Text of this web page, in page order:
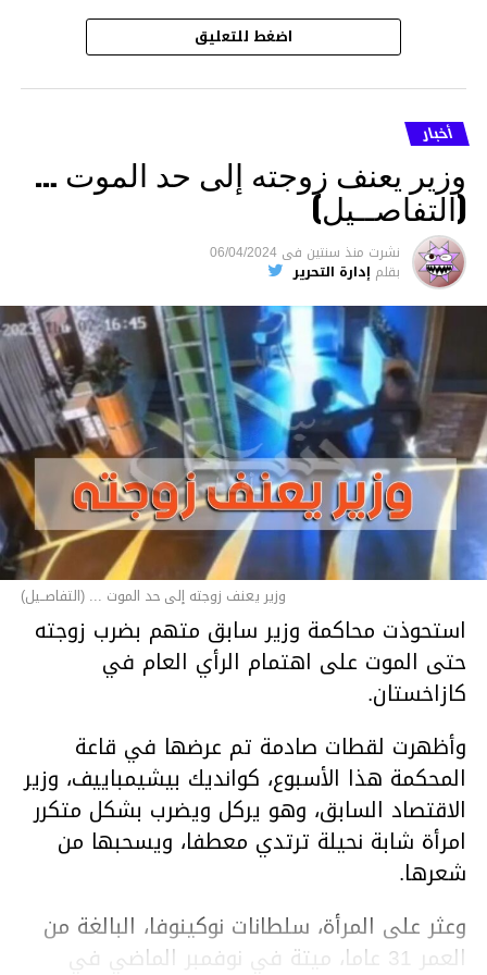
اضغط للتعليق
أخبار
وزير يعنف زوجته إلى حد الموت …
(التفاصــيل)
نشرت منذ سنتين فى 06/04/2024
بقلم إدارة التحرير
وزير يعنف زوجته إلى حد الموت ... (التفاصــيل)
استحوذت محاكمة وزير سابق متهم بضرب زوجته
حتى الموت على اهتمام الرأي العام في
كازاخستان.
وأظهرت لقطات صادمة تم عرضها في قاعة
المحكمة هذا الأسبوع، كوانديك بيشيمباييف، وزير
الاقتصاد السابق، وهو يركل ويضرب بشكل متكرر
امرأة شابة نحيلة ترتدي معطفا، ويسحبها من
شعرها.
وعثر على المرأة، سلطانات نوكينوفا، البالغة من
العمر 31 عاما، ميتة في نوفمبر الماضي في